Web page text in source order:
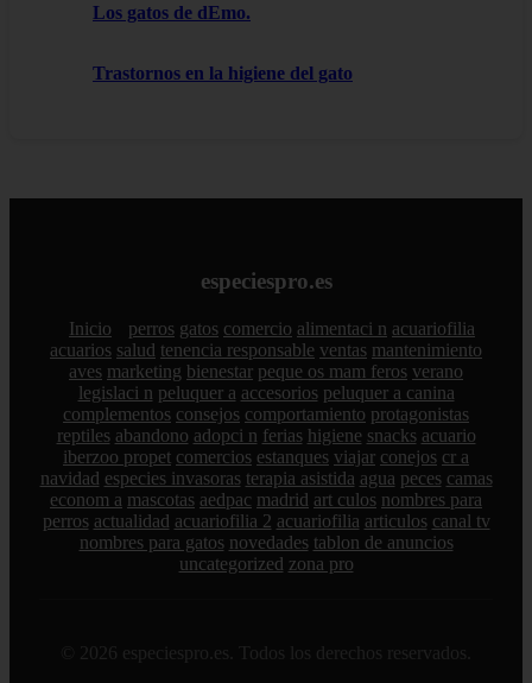
Los gatos de dEmo.
Trastornos en la higiene del gato
especiespro.es
Inicio perros gatos comercio alimentaci n acuariofilia
acuarios salud tenencia responsable ventas mantenimiento
aves marketing bienestar peque os mam feros verano
legislaci n peluquer a accesorios peluquer a canina
complementos consejos comportamiento protagonistas
reptiles abandono adopci n ferias higiene snacks acuario
iberzoo propet comercios estanques viajar conejos cr a
navidad especies invasoras terapia asistida agua peces camas
econom a mascotas aedpac madrid art culos nombres para
perros actualidad acuariofilia 2 acuariofilia articulos canal tv
nombres para gatos novedades tablon de anuncios
uncategorized zona pro
© 2026 especiespro.es. Todos los derechos reservados.